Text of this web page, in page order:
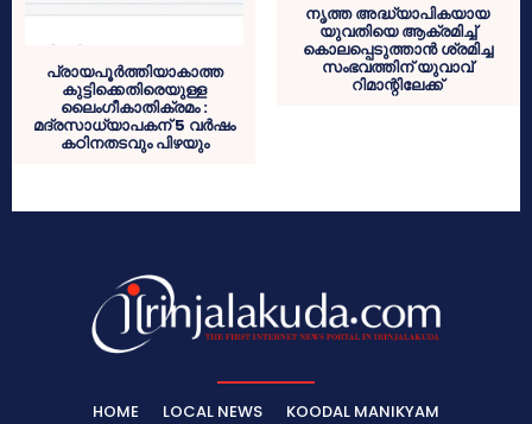
പ്രായപൂർത്തിയാകാത്ത
കുട്ടിക്കെതിരെയുള്ള
ലൈംഗീകാതിക്രമം :
മദ്രസാധ്യാപകന് 5 വർഷം
കഠിനതടവും പിഴയും
നൃത്ത അദ്ധ്യാപികയായ
യുവതിയെ ആക്രമിച്ച്
കൊലപ്പെടുത്താൻ ശ്രമിച്ച
സംഭവത്തിന് യുവാവ്
റിമാന്റിലേക്ക്
HOME LOCAL NEWS KOODAL MANIKYAM